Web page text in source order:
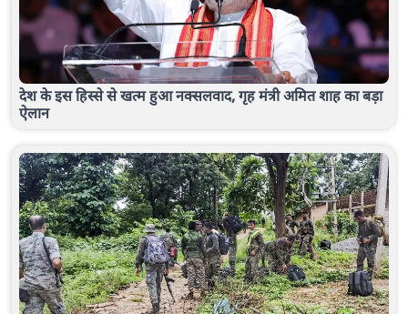
देश के इस हिस्से से खत्म हुआ नक्सलवाद, गृह मंत्री अमित शाह का बड़ा
ऐलान